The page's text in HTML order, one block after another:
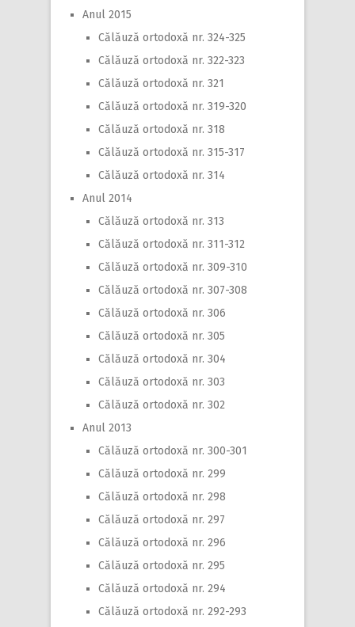
Anul 2015
Călăuză ortodoxă nr. 324-325
Călăuză ortodoxă nr. 322-323
Călăuză ortodoxă nr. 321
Călăuză ortodoxă nr. 319-320
Călăuză ortodoxă nr. 318
Călăuză ortodoxă nr. 315-317
Călăuză ortodoxă nr. 314
Anul 2014
Călăuză ortodoxă nr. 313
Călăuză ortodoxă nr. 311-312
Călăuză ortodoxă nr. 309-310
Călăuză ortodoxă nr. 307-308
Călăuză ortodoxă nr. 306
Călăuză ortodoxă nr. 305
Călăuză ortodoxă nr. 304
Călăuză ortodoxă nr. 303
Călăuză ortodoxă nr. 302
Anul 2013
Călăuză ortodoxă nr. 300-301
Călăuză ortodoxă nr. 299
Călăuză ortodoxă nr. 298
Călăuză ortodoxă nr. 297
Călăuză ortodoxă nr. 296
Călăuză ortodoxă nr. 295
Călăuză ortodoxă nr. 294
Călăuză ortodoxă nr. 292-293